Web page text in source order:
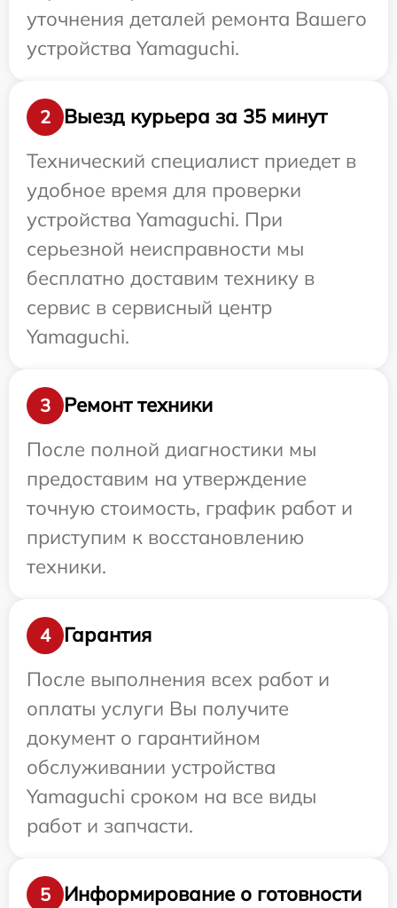
уточнения деталей ремонта Вашего
устройства Yamaguchi.
2
Выезд курьера за 35 минут
Технический специалист приедет в
удобное время для проверки
устройства Yamaguchi. При
серьезной неисправности мы
бесплатно доставим технику в
сервис в сервисный центр
Yamaguchi.
3
Ремонт техники
После полной диагностики мы
предоставим на утверждение
точную стоимость, график работ и
приступим к восстановлению
техники.
4
Гарантия
После выполнения всех работ и
оплаты услуги Вы получите
документ о гарантийном
обслуживании устройства
Yamaguchi сроком на все виды
работ и запчасти.
5
Информирование о готовности